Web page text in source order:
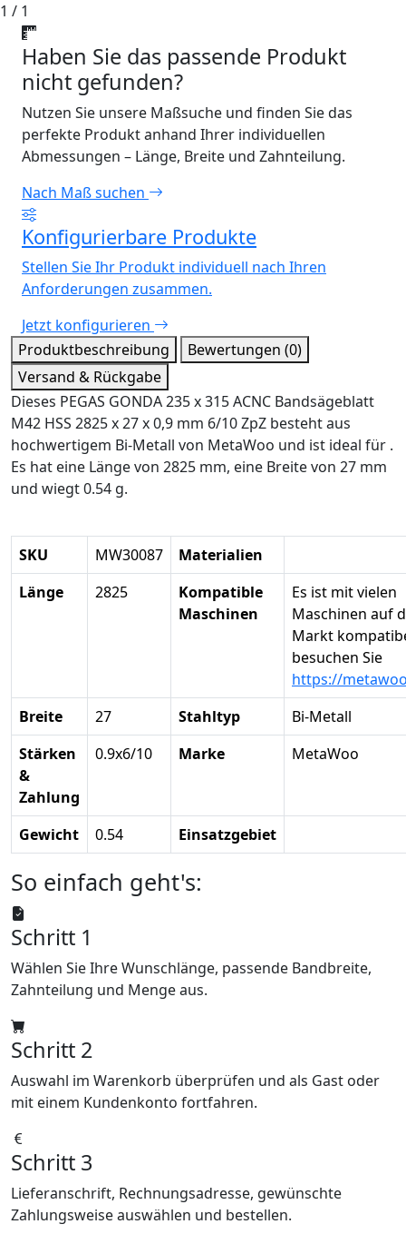
1 / 1
Haben Sie das passende Produkt
nicht gefunden?
Nutzen Sie unsere Maßsuche und finden Sie das
perfekte Produkt anhand Ihrer individuellen
Abmessungen – Länge, Breite und Zahnteilung.
Nach Maß suchen
Konfigurierbare Produkte
Stellen Sie Ihr Produkt individuell nach Ihren
Anforderungen zusammen.
Jetzt konfigurieren
Produktbeschreibung
Bewertungen (0)
Versand & Rückgabe
Dieses PEGAS GONDA 235 x 315 ACNC Bandsägeblatt
M42 HSS 2825 x 27 x 0,9 mm 6/10 ZpZ besteht aus
hochwertigem Bi-Metall von MetaWoo und ist ideal für .
Es hat eine Länge von 2825 mm, eine Breite von 27 mm
und wiegt 0.54 g.
SKU MW30087
Materialien
Länge
2825
Kompatible
Maschinen
Es ist mit vielen
Maschinen auf
Markt
besuchen Sie
https://
Breite
27 Stahltyp
Bi-Metall
Stärken
&
Zahlung
0.9x6/10 Marke MetaWoo
Gewicht 0.54 Einsatzgebiet
So einfach geht's:
Schritt 1
Wählen Sie Ihre Wunschlänge, passende Bandbreite,
Zahnteilung und Menge aus.
Schritt 2
Auswahl im Warenkorb überprüfen und als Gast oder
mit einem Kundenkonto fortfahren.
Schritt 3
Lieferanschrift, Rechnungsadresse, gewünschte
Zahlungsweise auswählen und bestellen.